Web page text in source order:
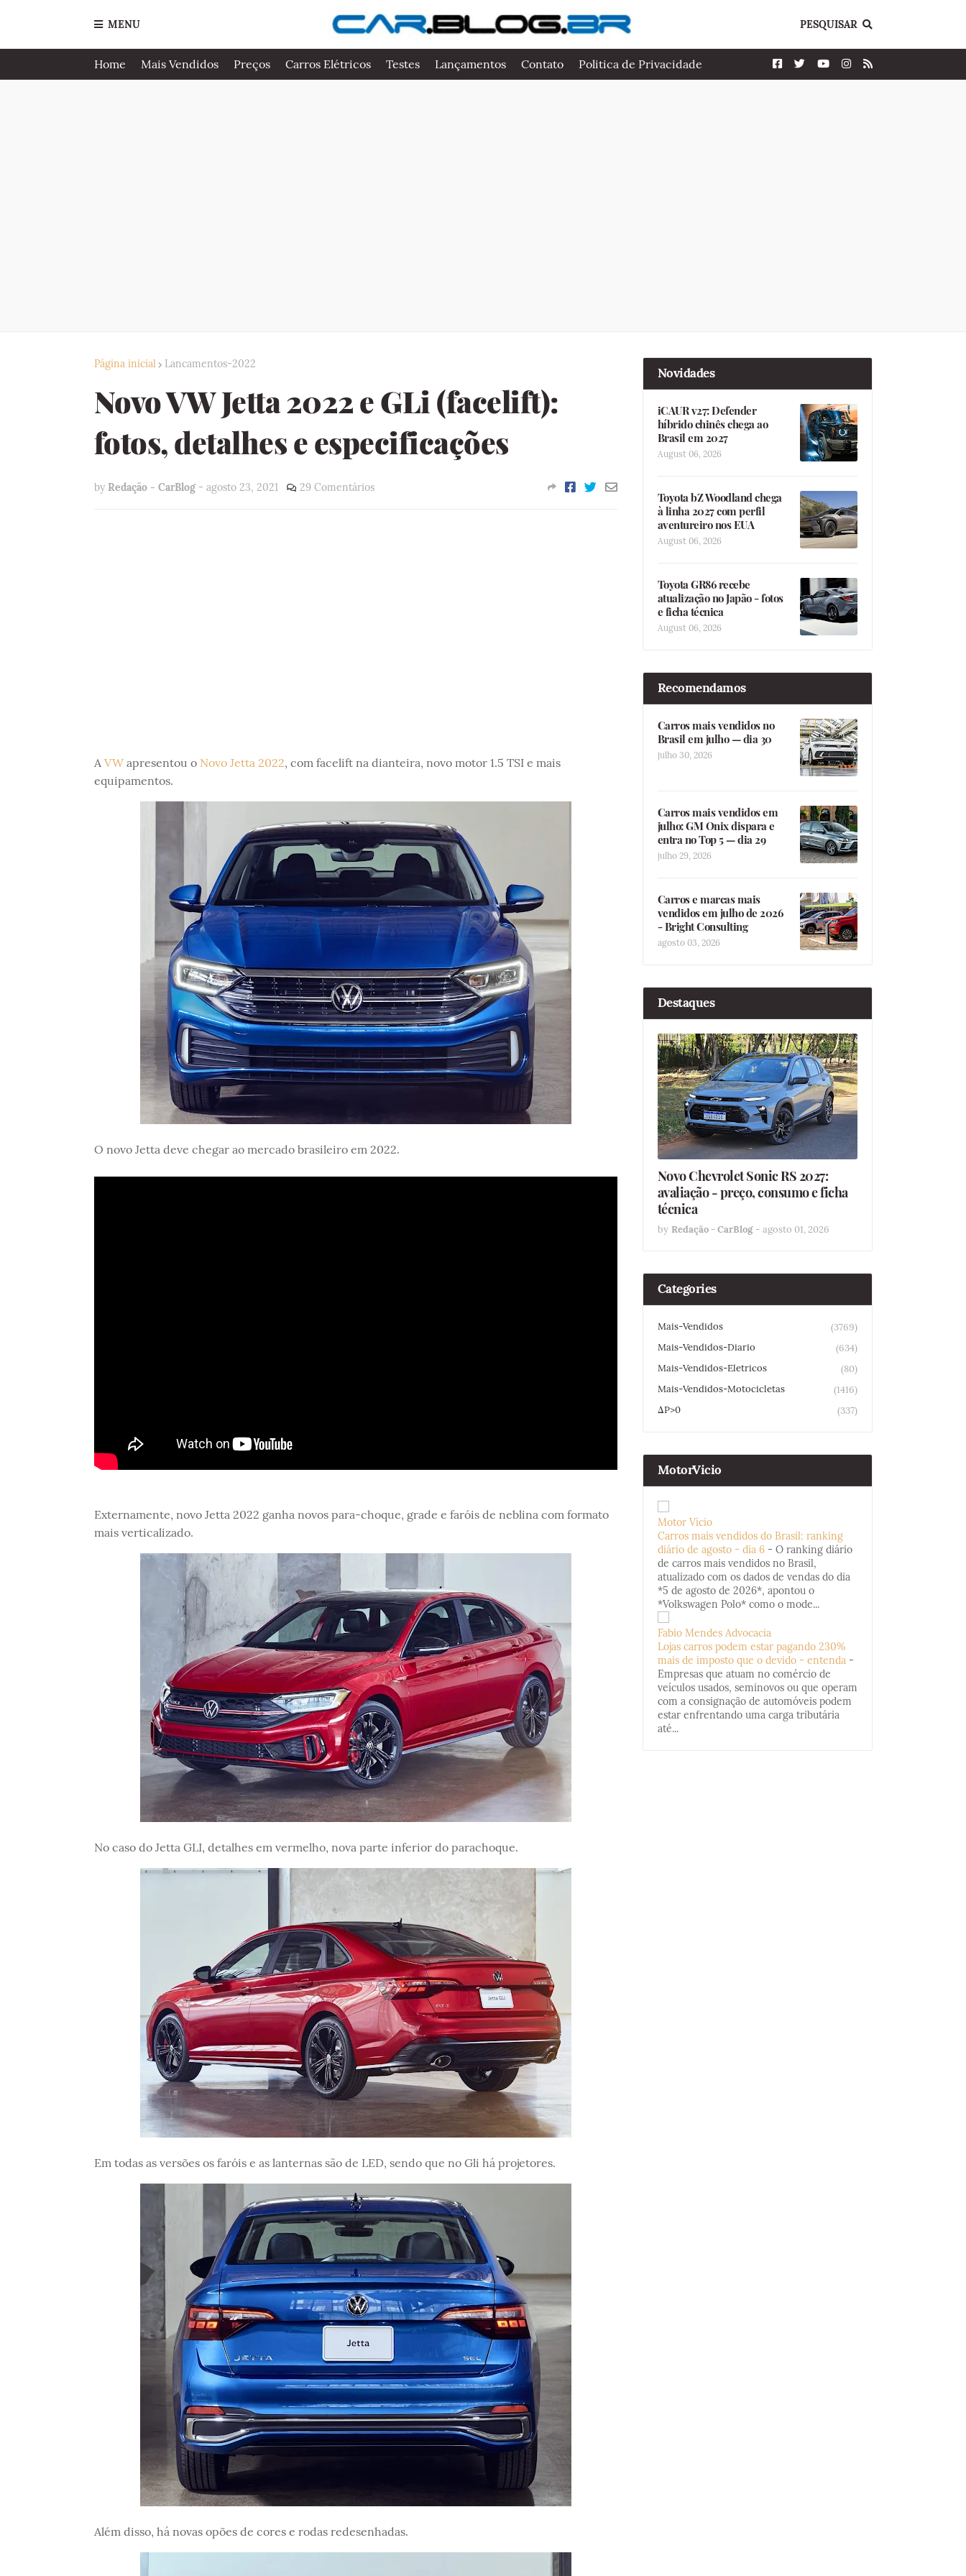
MENU PESQUISAR
Home Mais Vendidos Preços Carros Elétricos Testes Lançamentos Contato Politica de Privacidade
Página inicial Lancamentos-2022
Novo VW Jetta 2022 e GLi (facelift):
fotos, detalhes e especificações
by Redação - CarBlog - agosto 23, 2021 29 Comentários
A VWapresentou o Novo Jetta 2022, com facelift na dianteira, novo motor 1.5 TSI e mais
equipamentos.
O novo Jetta deve chegar ao mercado brasileiro em 2022.
Externamente, novo Jetta 2022 ganha novos para-choque, grade e faróis de neblina com formato
mais verticalizado.
No caso do Jetta GLI, detalhes em vermelho, nova parte inferior do parachoque.
Em todas as versões os faróis e as lanternas são de LED, sendo que no Gli há projetores.
Além disso, há novas opões de cores e rodas redesenhadas.
Novidades
iCAUR v27: Defender
híbrido chinês chega ao
Brasil em 2027
August 06, 2026
Toyota bZ Woodland chega
à linha 2027 com perfil
aventureiro nos EUA
August 06, 2026
Toyota GR86 recebe
atualização no Japão - fotos
e ficha técnica
August 06, 2026
Recomendamos
Carros mais vendidos no
Brasil em julho — dia 30
julho 30, 2026
Carros mais vendidos em
julho: GM Onix dispara e
entra no Top 5 — dia 29
julho 29, 2026
Carros e marcas mais
vendidos em julho de 2026
- Bright Consulting
agosto 03, 2026
Destaques
Novo Chevrolet Sonic RS 2027:
avaliação - preço, consumo e ficha
técnica
by Redação - CarBlog - agosto 01, 2026
Categories
Mais-Vendidos
(3769)
Mais-Vendidos-Diario
(634)
Mais-Vendidos-Eletricos
(80)
Mais-Vendidos-Motocicletas
(1416)
ΔP>0
(337)
MotorVicio
Motor Vício
Carros mais vendidos do Brasil: ranking
diário de agosto - dia 6 - O ranking diário
de carros mais vendidos no Brasil,
atualizado com os dados de vendas do dia
*5 de agosto de 2026*, apontou o
*Volkswagen Polo* como o mode...
Fabio Mendes Advocacia
Lojas carros podem estar pagando 230%
mais de imposto que o devido - entenda -
Empresas que atuam no comércio de
veículos usados, seminovos ou que operam
com a consignação de automóveis podem
estar enfrentando uma carga tributária
até...